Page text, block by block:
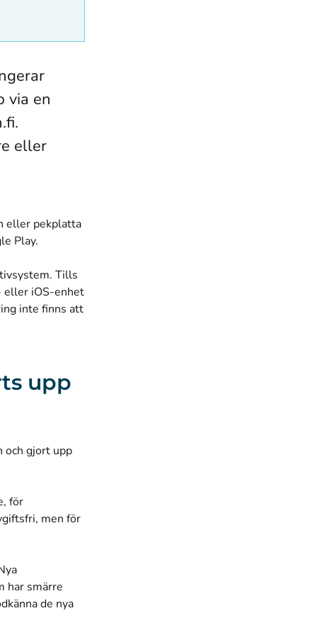
via en
eller
eller pekplatta
Play.
Tills
eller iOS-enhet
inte finns att
upp
och gjort upp
för
men för
har smärre
de nya